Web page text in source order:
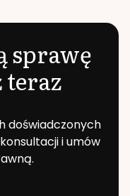
sprawę
doświadczonych
i umów